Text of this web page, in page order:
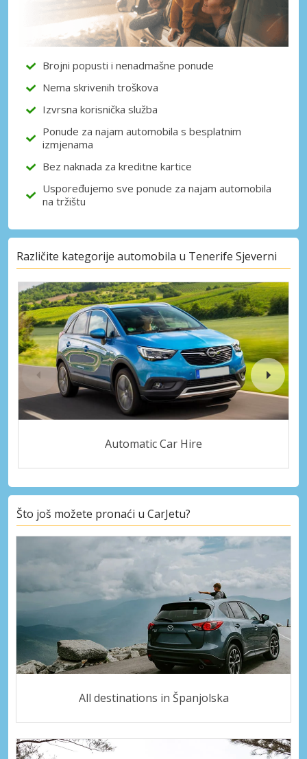
Brojni popusti i nenadmašne ponude
Nema skrivenih troškova
Izvrsna korisnička služba
Ponude za najam automobila s besplatnim
izmjenama
Bez naknada za kreditne kartice
Uspoređujemo sve ponude za najam automobila
na tržištu
Različite kategorije automobila u Tenerife Sjeverni
Automatic Car Hire
Što još možete pronaći u CarJetu?
All destinations in Španjolska